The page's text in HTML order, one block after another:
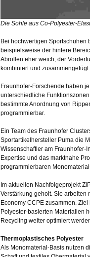
Die Sohle aus Co-Polyester-
Bei hochwertigen Sportschuhen
beispielsweise der hintere
Abrollen eher weich, der
kombiniert und
Fraunhofer-Forschende haben
unterschiedliche
bestimmte Anordnung von
programmierbar.
Ein Team des Fraunhofer
Sportartikelhersteller Puma die
Wissenschaftler am Fraunhofer-
Expertise und das marktnahe
programmierbaren
Im aktuellen Nachfolgeprojekt
Verstärkung geholt. Sie arbeiten
Economy CCPE zusammen.
Polyester-basierten Materialien
Recycling weiter optimiert
Thermoplastisches Polyester
Als Monomaterial-Basis nutzen